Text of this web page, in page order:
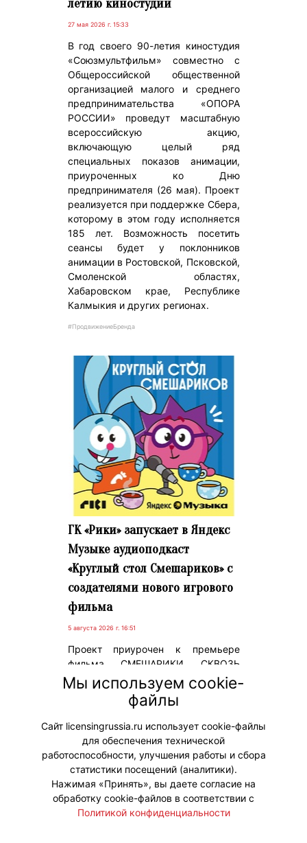
летию киностудии
27 мая 2026 г. 15:33
В год своего 90-летия киностудия
«Союзмультфильм» совместно с
Общероссийской общественной
организацией малого и среднего
предпринимательства «ОПОРА
РОССИИ» проведут масштабную
всероссийскую акцию,
включающую целый ряд
специальных показов анимации,
приуроченных ко Дню
предпринимателя (26 мая). Проект
реализуется при поддержке Сбера,
которому в этом году исполняется
185 лет. Возможность посетить
сеансы будет у поклонников
анимации в Ростовской, Псковской,
Смоленской областях,
Хабаровском крае, Республике
Калмыкия и других регионах.
#ПродвижениеБренда
ГК «Рики» запускает в Яндекс
Музыке аудиоподкаст
«Круглый стол Смешариков» с
создателями нового игрового
фильма
5 августа 2026 г. 16:51
Проект приурочен к премьере
фильма СМЕШАРИКИ СКВОЗЬ
ВСЕЛЕННЫЕ, который выходит в
прокат 6 августа. Подкаст
«Круглый стол Смешариков»
стартует на платформе 31 июля.
#ПродвижениеБренда
Мы используем cookie-
файлы
Сайт licensingrussia.ru использует cookie-файлы
для обеспечения технической
работоспособности, улучшения работы и сбора
статистики посещений (аналитики).
Нажимая «Принять», вы даете согласие на
обработку cookie-файлов в соответствии с
Политикой конфиденциальности